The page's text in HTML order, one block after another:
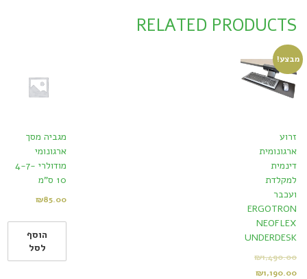
RELATED PRODUCTS
מבצע!
זרוע
ארגונומית
דינמית
למקלדת
ועכבר
ERGOTRON
NEOFLEX
UNDERDESK
₪1,490.00
₪1,190.00
מגביה מסך
ארגונומי
מודולרי 4-7-
10 ס"מ
₪85.00
הוסף
לסל